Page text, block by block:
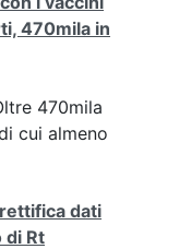
470mila in
470mila
cui almeno
dati
di Rt